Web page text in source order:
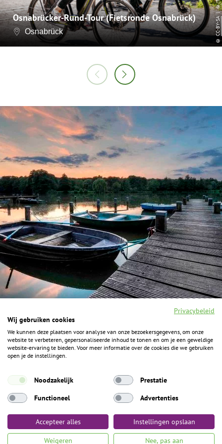
Osnabrücker-Rund-Tour (Fietsronde Osnabrück)
Osnabrück
©
CC-BY-SA
F
a
c
o
o
I
n
s
g
a
Y
o
u
b
P
i
n
ALGEMENE INFORMATIE
Het Geheim over de grens zijn de Duitse vakantieregio’s
Algemene voorwaarden Privacybeleid Toegankelijkheid
Privacybeleid
Wij gebruiken cookies
We kunnen deze plaatsen voor analyse van onze bezoekersgegevens, om onze
website te verbeteren, gepersonaliseerde inhoud te tonen en om je een geweldige
website-ervaring te bieden. Voor meer informatie over de cookies die we gebruiken
open je de instellingen.
Noodzakelijk
Prestatie
Functioneel
Advertenties
Accepteer alles Instellingen opslaan
Weigeren Nee, pas aan